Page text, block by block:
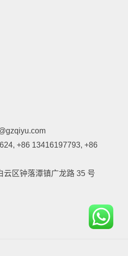
+86 13416197793, +86
云区钟落潭镇广龙路 35 号